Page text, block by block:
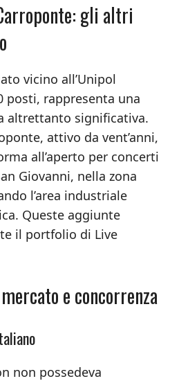
gli altri
vicino all’Unipol
posti, rappresenta una
altrettanto significativa.
attivo da vent’anni,
all’aperto per concerti
Giovanni, nella zona
l’area industriale
Queste aggiunte
il portfolio di Live
e concorrenza
non possedeva